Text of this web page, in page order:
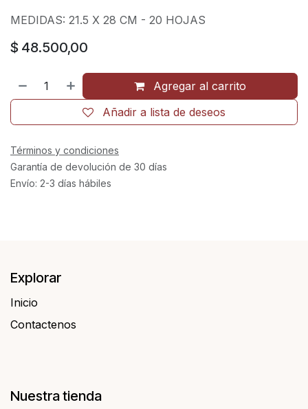
MEDIDAS: 21.5 X 28 CM - 20 HOJAS
$ 48.500,00
Agregar al carrito
Añadir a lista de deseos
Términos y condiciones
Garantía de devolución de 30 días
Envío: 2-3 días hábiles
Explorar
Inicio
Contactenos​​
Nuestra tienda